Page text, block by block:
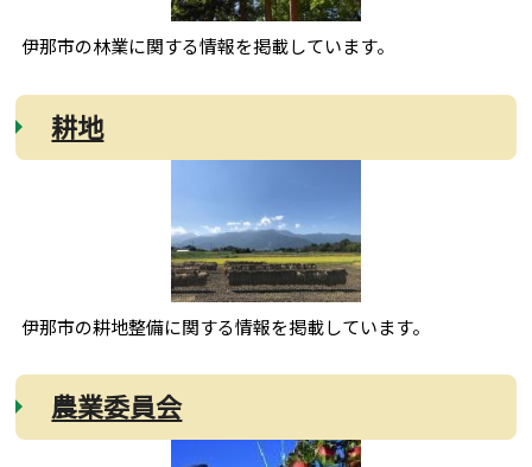
伊那市の林業に関する情報を掲載しています。
耕地
伊那市の耕地整備に関する情報を掲載しています。
農業委員会